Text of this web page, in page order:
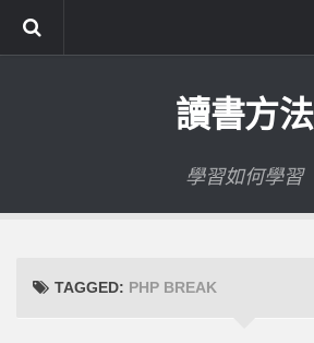
讀書方法
學習如何學習
TAGGED: PHP BREAK